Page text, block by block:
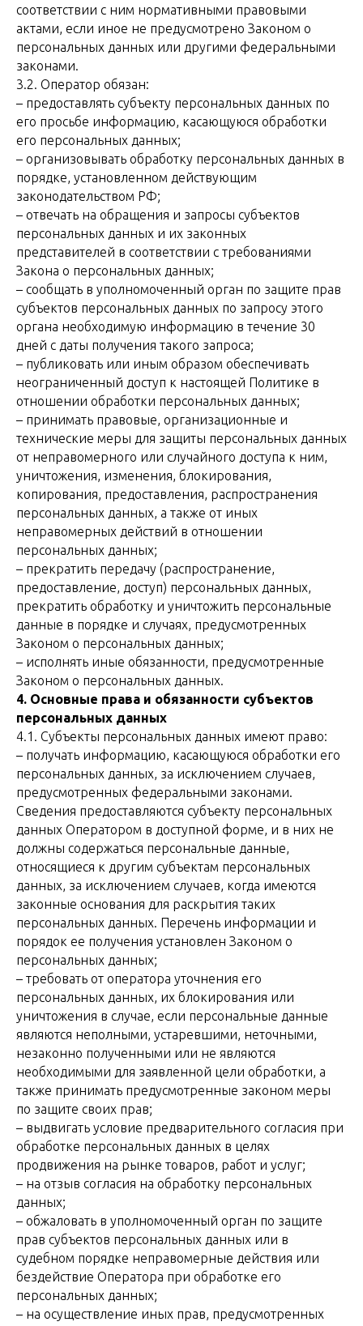
соответствии с ним нормативными правовыми
актами, если иное не предусмотрено Законом о
персональных данных или другими федеральными
законами.
3.2. Оператор обязан:
– предоставлять субъекту персональных данных по
его просьбе информацию, касающуюся обработки
его персональных данных;
– организовывать обработку персональных данных в
порядке, установленном действующим
законодательством РФ;
– отвечать на обращения и запросы субъектов
персональных данных и их законных
представителей в соответствии с требованиями
Закона о персональных данных;
– сообщать в уполномоченный орган по защите прав
субъектов персональных данных по запросу этого
органа необходимую информацию в течение 30
дней с даты получения такого запроса;
– публиковать или иным образом обеспечивать
неограниченный доступ к настоящей Политике в
отношении обработки персональных данных;
– принимать правовые, организационные и
технические меры для защиты персональных данных
от неправомерного или случайного доступа к ним,
уничтожения, изменения, блокирования,
копирования, предоставления, распространения
персональных данных, а также от иных
неправомерных действий в отношении
персональных данных;
– прекратить передачу (распространение,
предоставление, доступ) персональных данных,
прекратить обработку и уничтожить персональные
данные в порядке и случаях, предусмотренных
Законом о персональных данных;
– исполнять иные обязанности, предусмотренные
Законом о персональных данных.
4. Основные права и обязанности субъектов
персональных данных
4.1. Субъекты персональных данных имеют право:
– получать информацию, касающуюся обработки его
персональных данных, за исключением случаев,
предусмотренных федеральными законами.
Сведения предоставляются субъекту персональных
данных Оператором в доступной форме, и в них не
должны содержаться персональные данные,
относящиеся к другим субъектам персональных
данных, за исключением случаев, когда имеются
законные основания для раскрытия таких
персональных данных. Перечень информации и
порядок ее получения установлен Законом о
персональных данных;
– требовать от оператора уточнения его
персональных данных, их блокирования или
уничтожения в случае, если персональные данные
являются неполными, устаревшими, неточными,
незаконно полученными или не являются
необходимыми для заявленной цели обработки, а
также принимать предусмотренные законом меры
по защите своих прав;
– выдвигать условие предварительного согласия при
обработке персональных данных в целях
продвижения на рынке товаров, работ и услуг;
– на отзыв согласия на обработку персональных
данных;
– обжаловать в уполномоченный орган по защите
прав субъектов персональных данных или в
судебном порядке неправомерные действия или
бездействие Оператора при обработке его
персональных данных;
– на осуществление иных прав, предусмотренных